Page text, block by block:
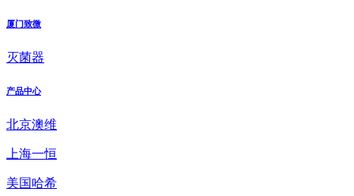
厦门致微
灭菌器
产品中心
北京澳维
上海一恒
美国哈希